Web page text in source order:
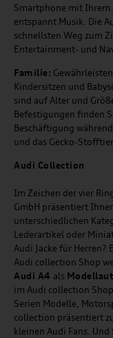
Smartphone mit Ihrem
entspannt Musik. Die
schnellsten Weg zum
Entertainment- und
Familie:
Kindersitzen und
sind auf Alter und
Befestigungen finden
Beschäftigung
und das Gecko-Stofftier.
Audi Collection
Im Zeichen der vier
GmbH präsentiert
unterschiedlichen
Lederartikel oder
Audi Jacke für Herren?
Audi collection Shop
Audi A4 als
im Audi collection
Serien Modelle,
collection präsentiert
kleinen Audi Fans.